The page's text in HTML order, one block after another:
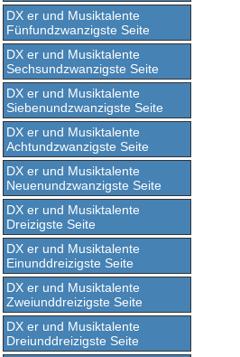
DX er und Musiktalente
Fünfundzwanzigste Seite
DX er und Musiktalente
Sechsundzwanzigste Seite
DX er und Musiktalente
Siebenundzwanzigste Seite
DX er und Musiktalente
Achtundzwanzigste Seite
DX er und Musiktalente
Neuenundzwanzigste Seite
DX er und Musiktalente
Dreizigste Seite
DX er und Musiktalente
Einunddreizigste Seite
DX er und Musiktalente
Zweiunddreizigste Seite
DX er und Musiktalente
Dreiunddreizigste Seite